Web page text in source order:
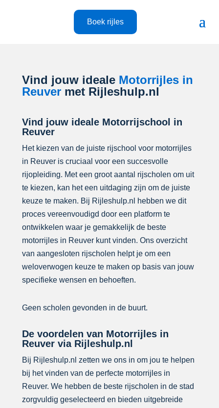
Boek rijles
Vind jouw ideale Motorrijles in
Reuvermet Rijleshulp.nl
Vind jouw ideale Motorrijschool in
Reuver
Het kiezen van de juiste rijschool voor motorrijles
in Reuver is cruciaal voor een succesvolle
rijopleiding. Met een groot aantal rijscholen om uit
te kiezen, kan het een uitdaging zijn om de juiste
keuze te maken. Bij Rijleshulp.nl hebben we dit
proces vereenvoudigd door een platform te
ontwikkelen waar je gemakkelijk de beste
motorrijles in Reuver kunt vinden. Ons overzicht
van aangesloten rijscholen helpt je om een
weloverwogen keuze te maken op basis van jouw
specifieke wensen en behoeften.
Geen scholen gevonden in de buurt.
De voordelen van Motorrijles in
Reuver via Rijleshulp.nl
Bij Rijleshulp.nl zetten we ons in om jou te helpen
bij het vinden van de perfecte motorrijles in
Reuver. We hebben de beste rijscholen in de stad
zorgvuldig geselecteerd en bieden uitgebreide